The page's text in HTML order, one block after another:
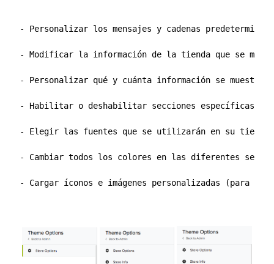
- Personalizar los mensajes y cadenas
- Modificar la información de la tienda que se
- Personalizar qué y cuánta información se
- Habilitar o deshabilitar secciones específicas.
- Elegir las fuentes que se utilizarán en su tienda,
- Cambiar todos los colores en las diferentes